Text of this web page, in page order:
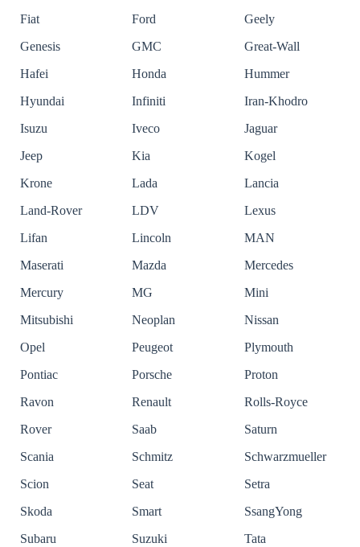
Fiat
Ford
Geely
Genesis
GMC
Great-Wall
Hafei
Honda
Hummer
Hyundai
Infiniti
Iran-Khodro
Isuzu
Iveco
Jaguar
Jeep
Kia
Kogel
Krone
Lada
Lancia
Land-Rover
LDV
Lexus
Lifan
Lincoln
MAN
Maserati
Mazda
Mercedes
Mercury
MG
Mini
Mitsubishi
Neoplan
Nissan
Opel
Peugeot
Plymouth
Pontiac
Porsche
Proton
Ravon
Renault
Rolls-Royce
Rover
Saab
Saturn
Scania
Schmitz
Schwarzmueller
Scion
Seat
Setra
Skoda
Smart
SsangYong
Subaru
Suzuki
Tata